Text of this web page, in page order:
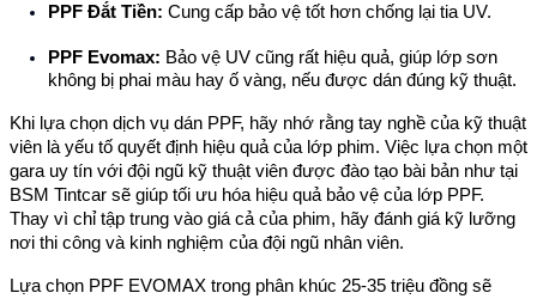
PPF Đắt Tiền: Cung cấp bảo vệ tốt hơn chống lại tia UV.
PPF Evomax: Bảo vệ UV cũng rất hiệu quả, giúp lớp sơn
không bị phai màu hay ố vàng, nếu được dán đúng kỹ thuật.
Khi lựa chọn dịch vụ dán PPF, hãy nhớ rằng tay nghề của kỹ thuật
viên là yếu tố quyết định hiệu quả của lớp phim. Việc lựa chọn một
gara uy tín với đội ngũ kỹ thuật viên được đào tạo bài bản như tại
BSM Tintcar sẽ giúp tối ưu hóa hiệu quả bảo vệ của lớp PPF.
Thay vì chỉ tập trung vào giá cả của phim, hãy đánh giá kỹ lưỡng
nơi thi công và kinh nghiệm của đội ngũ nhân viên.
Lựa chọn PPF EVOMAX trong phân khúc 25-35 triệu đồng sẽ